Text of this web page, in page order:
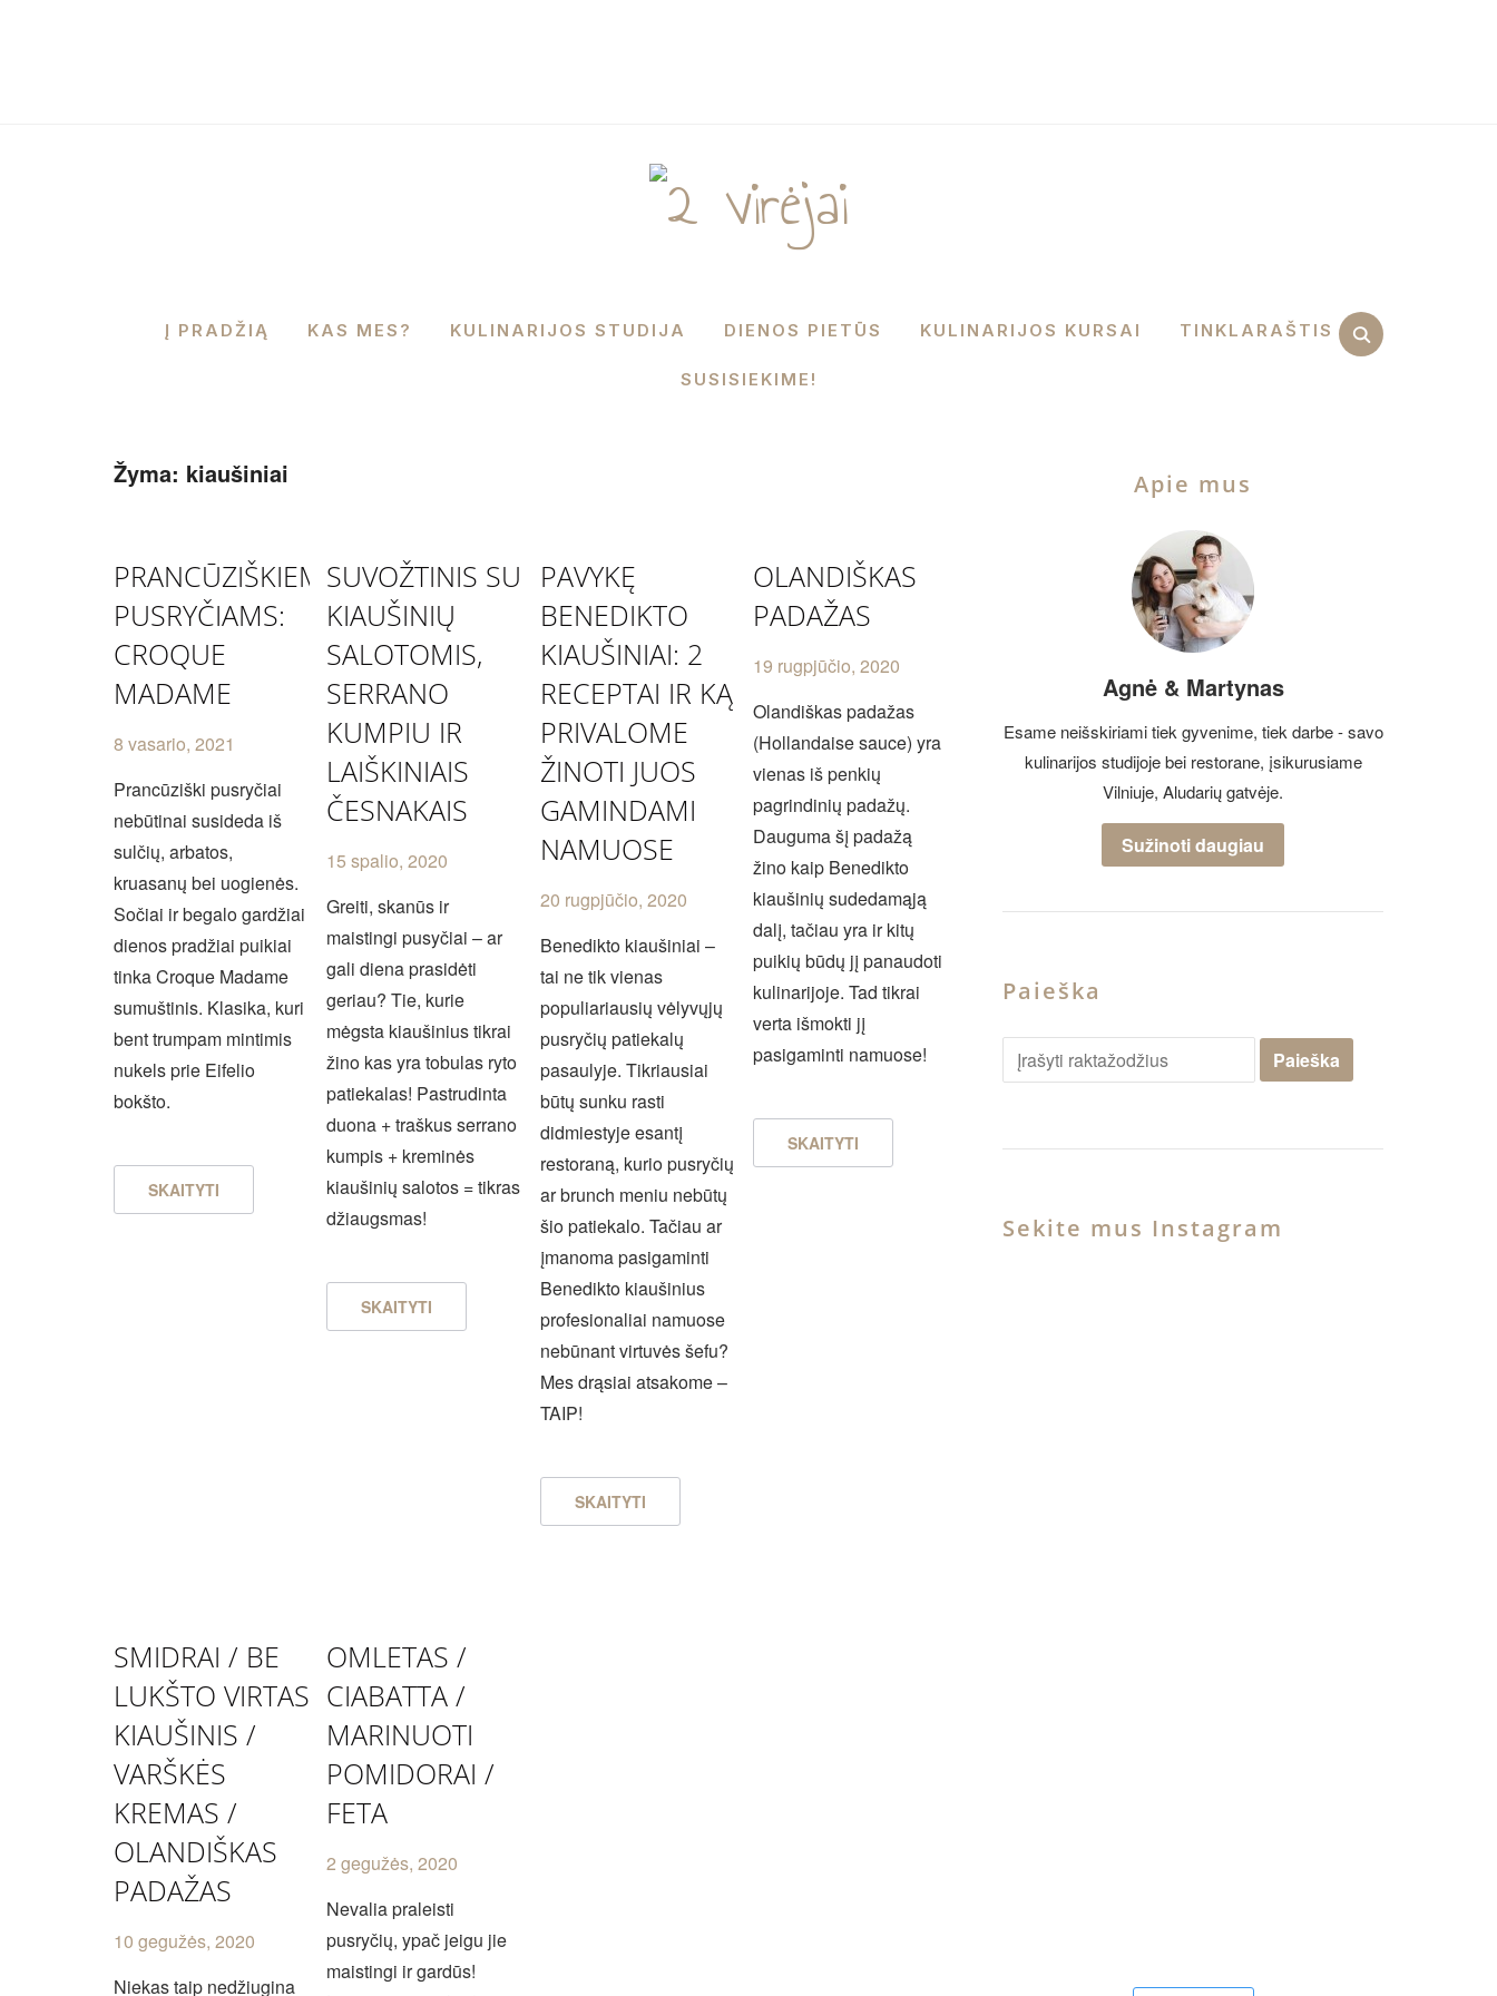
Į PRADŽIĄ KAS MES? KULINARIJOS STUDIJA DIENOS PIETŪS KULINARIJOS KURSAI TINKLARAŠTIS
SUSISIEKIME!
Žyma: kiaušiniai
PRANCŪZIŠKIEMS
PUSRYČIAMS:
CROQUE
MADAME
8 vasario, 2021
Prancūziški pusryčiai
nebūtinai susideda iš
sulčių, arbatos,
kruasanų bei uogienės.
Sočiai ir begalo gardžiai
dienos pradžiai puikiai
tinka Croque Madame
sumuštinis. Klasika, kuri
bent trumpam mintimis
nukels prie Eifelio
bokšto.
SKAITYTI
SUVOŽTINIS SU
KIAUŠINIŲ
SALOTOMIS,
SERRANO
KUMPIU IR
LAIŠKINIAIS
ČESNAKAIS
15 spalio, 2020
Greiti, skanūs ir
maistingi pusyčiai – ar
gali diena prasidėti
geriau? Tie, kurie
mėgsta kiaušinius tikrai
žino kas yra tobulas ryto
patiekalas! Pastrudinta
duona + traškus serrano
kumpis + kreminės
kiaušinių salotos = tikras
džiaugsmas!
SKAITYTI
PAVYKĘ
BENEDIKTO
KIAUŠINIAI: 2
RECEPTAI IR KĄ
PRIVALOME
ŽINOTI JUOS
GAMINDAMI
NAMUOSE
20 rugpjūčio, 2020
Benedikto kiaušiniai –
tai ne tik vienas
populiariausių vėlyvųjų
pusryčių patiekalų
pasaulyje. Tikriausiai
būtų sunku rasti
didmiestyje esantį
restoraną, kurio pusryčių
ar brunch meniu nebūtų
šio patiekalo. Tačiau ar
įmanoma pasigaminti
Benedikto kiaušinius
profesionaliai namuose
nebūnant virtuvės šefu?
Mes drąsiai atsakome –
TAIP!
SKAITYTI
OLANDIŠKAS
PADAŽAS
19 rugpjūčio, 2020
Olandiškas padažas
(Hollandaise sauce) yra
vienas iš penkių
pagrindinių padažų.
Dauguma šį padažą
žino kaip Benedikto
kiaušinių sudedamąją
dalį, tačiau yra ir kitų
puikių būdų jį panaudoti
kulinarijoje. Tad tikrai
verta išmokti jį
pasigaminti namuose!
SKAITYTI
SMIDRAI / BE
LUKŠTO VIRTAS
KIAUŠINIS /
VARŠKĖS
KREMAS /
OLANDIŠKAS
PADAŽAS
10 gegužės, 2020
Niekas taip nedžiugina
OMLETAS /
CIABATTA /
MARINUOTI
POMIDORAI /
FETA
2 gegužės, 2020
Nevalia praleisti
pusryčių, ypač jeigu jie
maistingi ir gardūs!
Apie mus
Agnė & Martynas
Esame neišskiriami tiek gyvenime, tiek darbe - savo
kulinarijos studijoje bei restorane, įsikurusiame
Vilniuje, Aludarių gatvėje.
Sužinoti daugiau
Paieška
Sekite mus Instagram